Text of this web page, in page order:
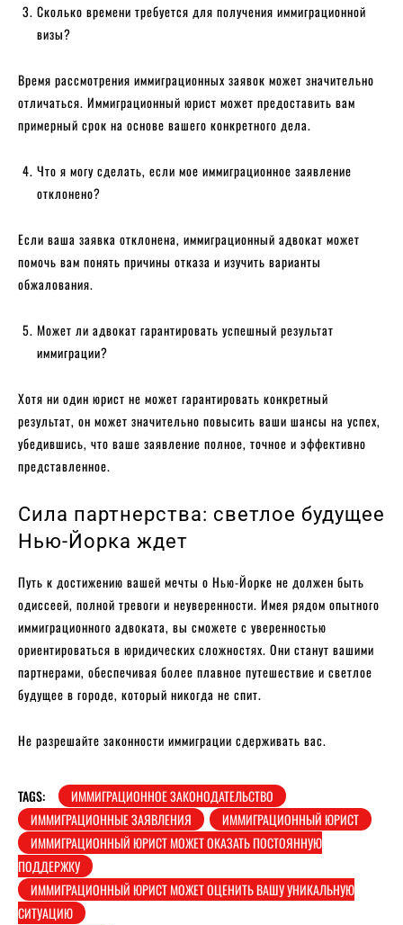
Сколько времени требуется для получения иммиграционной
визы?
Время рассмотрения иммиграционных заявок может значительно
отличаться. Иммиграционный юрист может предоставить вам
примерный срок на основе вашего конкретного дела.
Что я могу сделать, если мое иммиграционное заявление
отклонено?
Если ваша заявка отклонена, иммиграционный адвокат может
помочь вам понять причины отказа и изучить варианты
обжалования.
Может ли адвокат гарантировать успешный результат
иммиграции?
Хотя ни один юрист не может гарантировать конкретный
результат, он может значительно повысить ваши шансы на успех,
убедившись, что ваше заявление полное, точное и эффективно
представленное.
Сила партнерства: светлое будущее
Нью-Йорка ждет
Путь к достижению вашей мечты о Нью-Йорке не должен быть
одиссеей, полной тревоги и неуверенности. Имея рядом опытного
иммиграционного адвоката, вы сможете с уверенностью
ориентироваться в юридических сложностях. Они станут вашими
партнерами, обеспечивая более плавное путешествие и светлое
будущее в городе, который никогда не спит.
Не разрешайте законности иммиграции сдерживать вас.
TAGS:
ИММИГРАЦИОННОЕ ЗАКОНОДАТЕЛЬСТВО
ИММИГРАЦИОННЫЕ ЗАЯВЛЕНИЯ
ИММИГРАЦИОННЫЙ ЮРИСТ
ИММИГРАЦИОННЫЙ ЮРИСТ МОЖЕТ ОКАЗАТЬ ПОСТОЯННУЮ
ПОДДЕРЖКУ
ИММИГРАЦИОННЫЙ ЮРИСТ МОЖЕТ ОЦЕНИТЬ ВАШУ УНИКАЛЬНУЮ
СИТУАЦИЮ